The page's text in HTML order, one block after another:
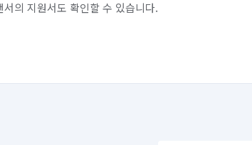
의 지원서도 확인할 수 있습니다.